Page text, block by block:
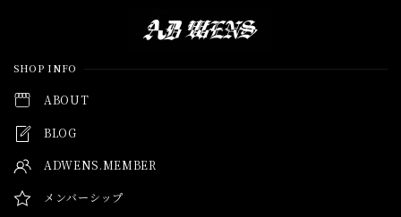
SHOP INFO
ABOUT
BLOG
ADWENS.MEMBER
メンバーシップ